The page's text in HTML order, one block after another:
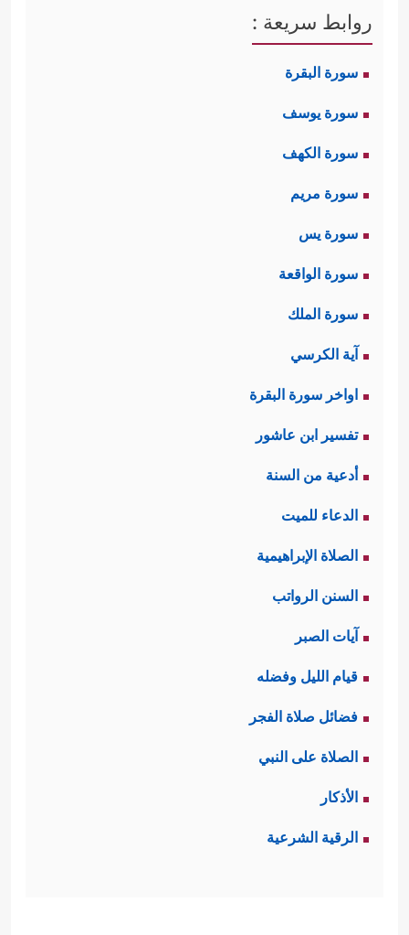
روابط سريعة :
سورة البقرة
سورة يوسف
سورة الكهف
سورة مريم
سورة يس
سورة الواقعة
سورة الملك
آية الكرسي
اواخر سورة البقرة
تفسير ابن عاشور
أدعية من السنة
الدعاء للميت
الصلاة الإبراهيمية
السنن الرواتب
آيات الصبر
قيام الليل وفضله
فضائل صلاة الفجر
الصلاة على النبي
الأذكار
الرقية الشرعية